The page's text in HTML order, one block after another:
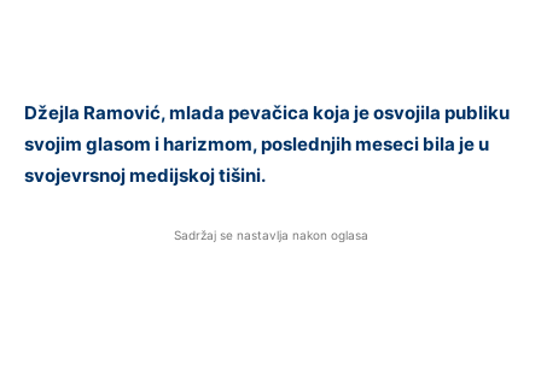
Džejla Ramović, mlada pevačica koja je osvojila publiku
svojim glasom i harizmom, poslednjih meseci bila je u
svojevrsnoj medijskoj tišini.
Sadržaj se nastavlja nakon oglasa